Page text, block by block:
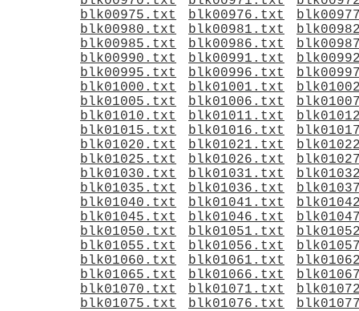
blk00975.txt
blk00976.txt
blk00980.txt
blk00981.txt
blk00985.txt
blk00986.txt
blk00990.txt
blk00991.txt
blk00995.txt
blk00996.txt
blk01000.txt
blk01001.txt
blk01005.txt
blk01006.txt
blk01010.txt
blk01011.txt
blk01015.txt
blk01016.txt
blk01020.txt
blk01021.txt
blk01025.txt
blk01026.txt
blk01030.txt
blk01031.txt
blk01035.txt
blk01036.txt
blk01040.txt
blk01041.txt
blk01045.txt
blk01046.txt
blk01050.txt
blk01051.txt
blk01055.txt
blk01056.txt
blk01060.txt
blk01061.txt
blk01065.txt
blk01066.txt
blk01070.txt
blk01071.txt
blk01075.txt
blk01076.txt